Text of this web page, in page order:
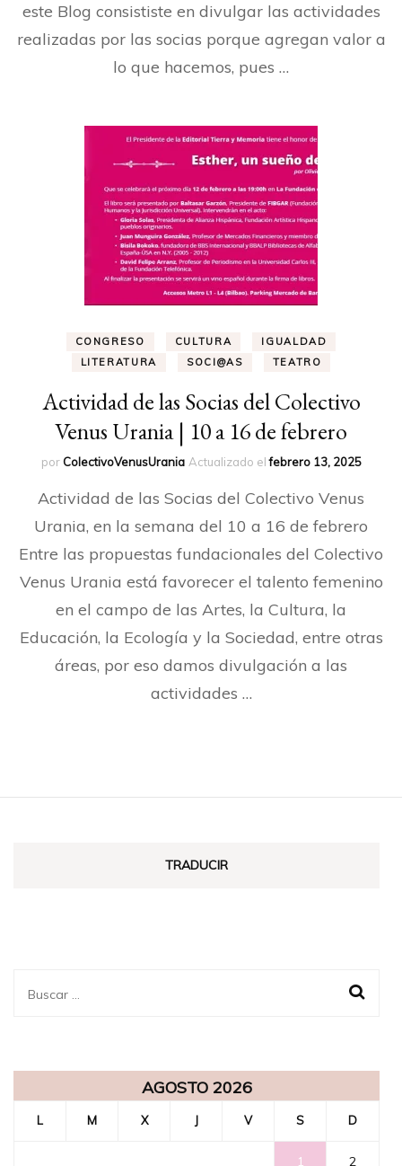
de
presentación
de
XXXIX
Congreso
la
SHF,
Pau,
Francia
2019
este Blog consististe en divulgar las actividades
realizadas por las socias porque agregan valor a
lo que hacemos, pues …
CONGRESO CULTURA
IGUALDAD
LITERATURA
SOCI@AS TEATRO
Actividad de las Socias del Colectivo
Venus Urania | 10 a 16 de febrero
porColectivoVenusUrania Actualizado elfebrero 13, 2025
Actividad de las Socias del Colectivo Venus
Urania, en la semana del 10 a 16 de febrero
Entre las propuestas fundacionales del Colectivo
Venus Urania está favorecer el talento femenino
en el campo de las Artes, la Cultura, la
Educación, la Ecología y la Sociedad, entre otras
áreas, por eso damos divulgación a las
actividades …
TRADUCIR
Buscar:
AGOSTO 2026
L M X J V S D
1 2